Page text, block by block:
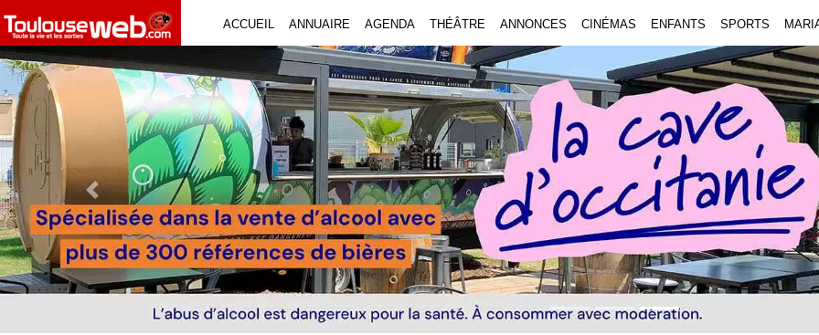
ACCUEIL ANNUAIRE AGENDA THÉÂTRE ANNONCES CINÉMAS ENFANTS SPORTS
Previous Slide